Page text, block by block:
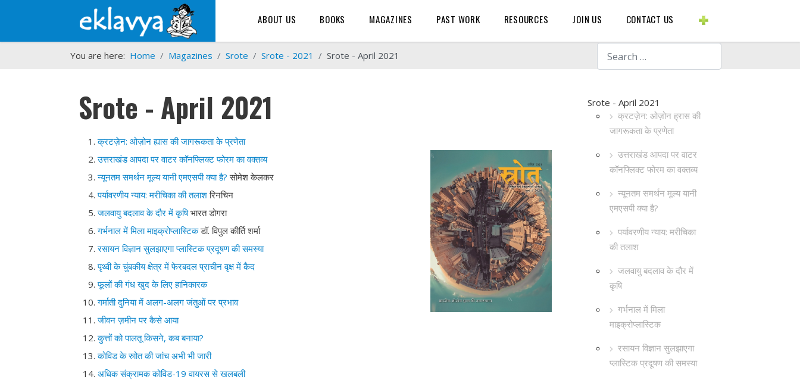
Search
ABOUT US BOOKS MAGAZINES PAST WORK RESOURCES JOIN US CONTACT US
You are here: Home Magazines Srote Srote - 2021 Srote - April 2021
Srote - April 2021
क्रटज़ेन: ओज़ोन ह्रास की
जागरूकता के प्रणेता
उत्तराखंड आपदा पर वाटर
कॉनफ्लिक्ट फोरम का वक्तव्य
न्यूनतम समर्थन मूल्य यानी
एमएसपी क्या है?
पर्यावरणीय न्याय: मरीचिका
की तलाश
जलवायु बदलाव के दौर में
कृषि
गर्भनाल में मिला
माइक्रोप्लास्टिक
रसायन विज्ञान सुलझाएगा
प्लास्टिक प्रदूषण की समस्या
Srote - April 2021
क्रटज़ेन: ओज़ोन ह्यास की जागरूकता के प्रणेता
उत्तराखंड आपदा पर वाटर कॉनफ्लिक्ट फोरम का वक्तव्य
न्यूनतम समर्थन मूल्य यानी एमएसपी क्या है? सोमेश केलकर
पर्यावरणीय न्याय: मरीचिका की तलाशरिनचिन
जलवायु बदलाव के दौर में कृषिभारत डोगरा
गर्भनाल में मिला माइक्रोप्लास्टिकडॉ. विपुल कीर्ति शर्मा
रसायन विज्ञान सुलझाएगा प्लास्टिक प्रदूषण की समस्या
पृथ्वी के चुंबकीय क्षेत्र में फेरबदल प्राचीन वृक्ष में कैद
फूलों की गंध खुद के लिए हानिकारक
गर्माती दुनिया में अलग-अलग जंतुओं पर प्रभाव
जीवन ज़मीन पर कैसे आया
कुत्तों को पालतू किसने, कब बनाया?
कोविड के रुाोत की जांच अभी भी जारी
अधिक संक्रामक कोविड-19 वायरस से खलबली